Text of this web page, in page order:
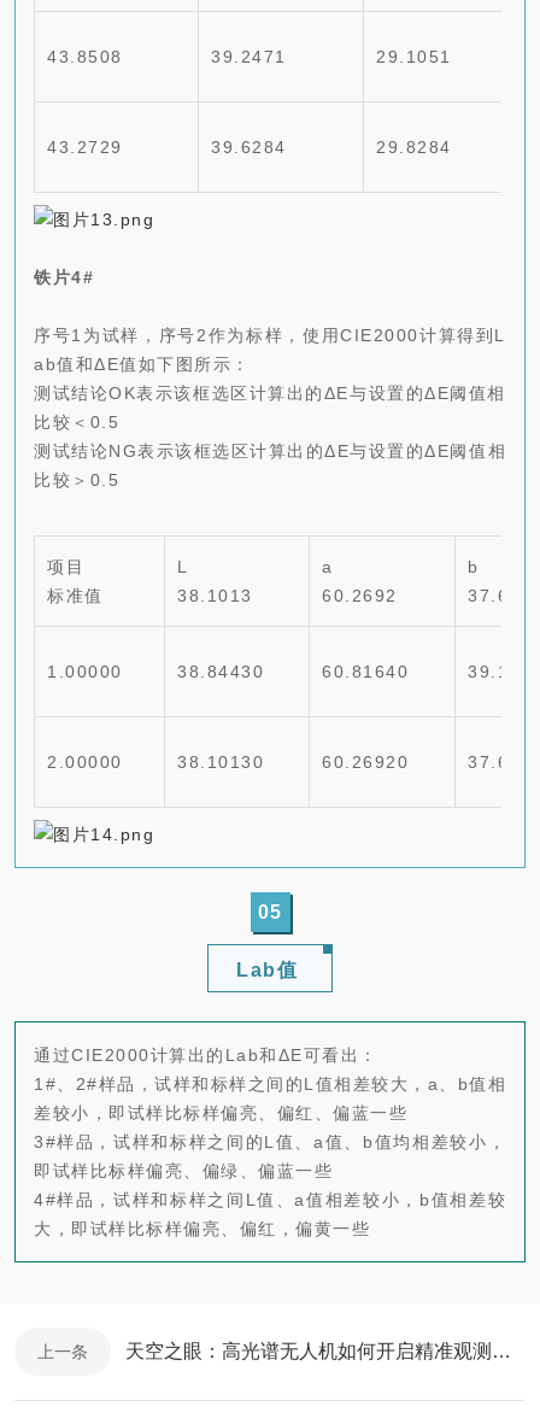
43.8508 39.2471 29.1051
43.2729 39.6284 29.8284
铁片4#
序号1为试样，序号2作为标样，使用CIE2000计算得到L
ab值和ΔE值如下图所示：
测试结论OK表示该框选区计算出的ΔE与设置的ΔE阈值相
比较＜0.5
测试结论NG表示该框选区计算出的ΔE与设置的ΔE阈值相
比较＞0.5
项目
标准值
L
38.1013
a
60.2692
b
1.00000 38.84430 60.81640
2.00000 38.10130 60.26920
05
Lab值
通过CIE2000计算出的Lab和ΔE可看出：
1#、2#样品，试样和标样之间的L值相差较大，a、b值相
差较小，即试样比标样偏亮、偏红、偏蓝一些
3#样品，试样和标样之间的L值、a值、b值均相差较小，
即试样比标样偏亮、偏绿、偏蓝一些
4#样品，试样和标样之间L值、a值相差较小，b值相差较
大，即试样比标样偏亮、偏红，偏黄一些
上一条 天空之眼：高光谱无人机如何开启精准观测新时代？